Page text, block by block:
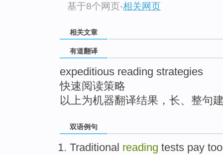
基于8个网页-相关网页
相关文章
有道翻译
expeditious reading strategies
快速阅读策略
以上为机器翻译结果，长、整句
双语例句
Traditional reading tests pay